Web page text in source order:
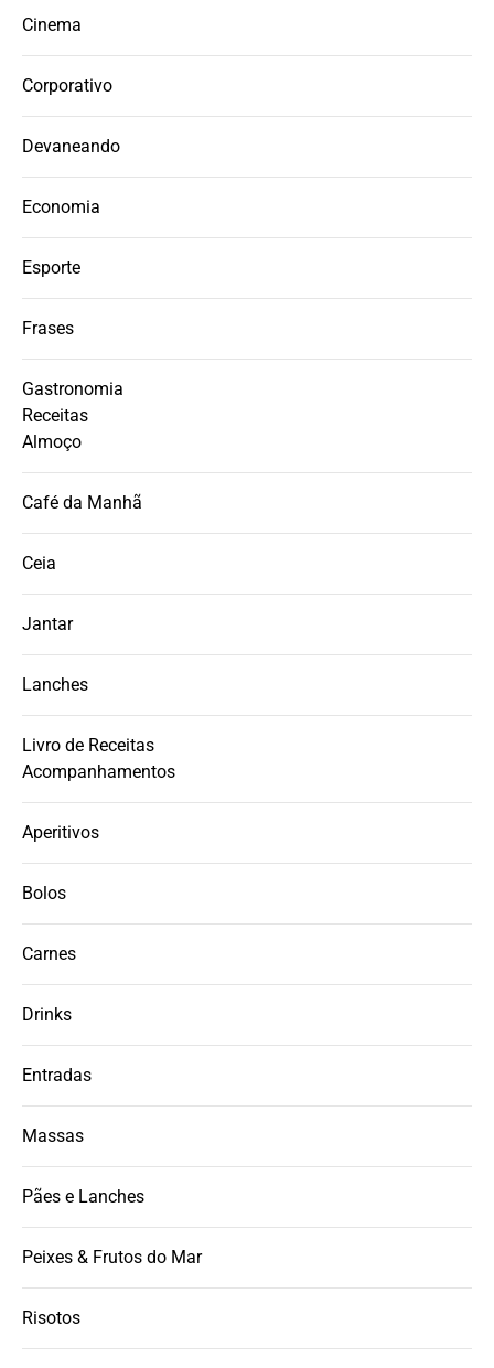
Cinema
Corporativo
Devaneando
Economia
Esporte
Frases
Gastronomia
Receitas
Almoço
Café da Manhã
Ceia
Jantar
Lanches
Livro de Receitas
Acompanhamentos
Aperitivos
Bolos
Carnes
Drinks
Entradas
Massas
Pães e Lanches
Peixes & Frutos do Mar
Risotos